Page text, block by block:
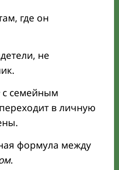
где он
не
с семейным
в личную
формула между
.